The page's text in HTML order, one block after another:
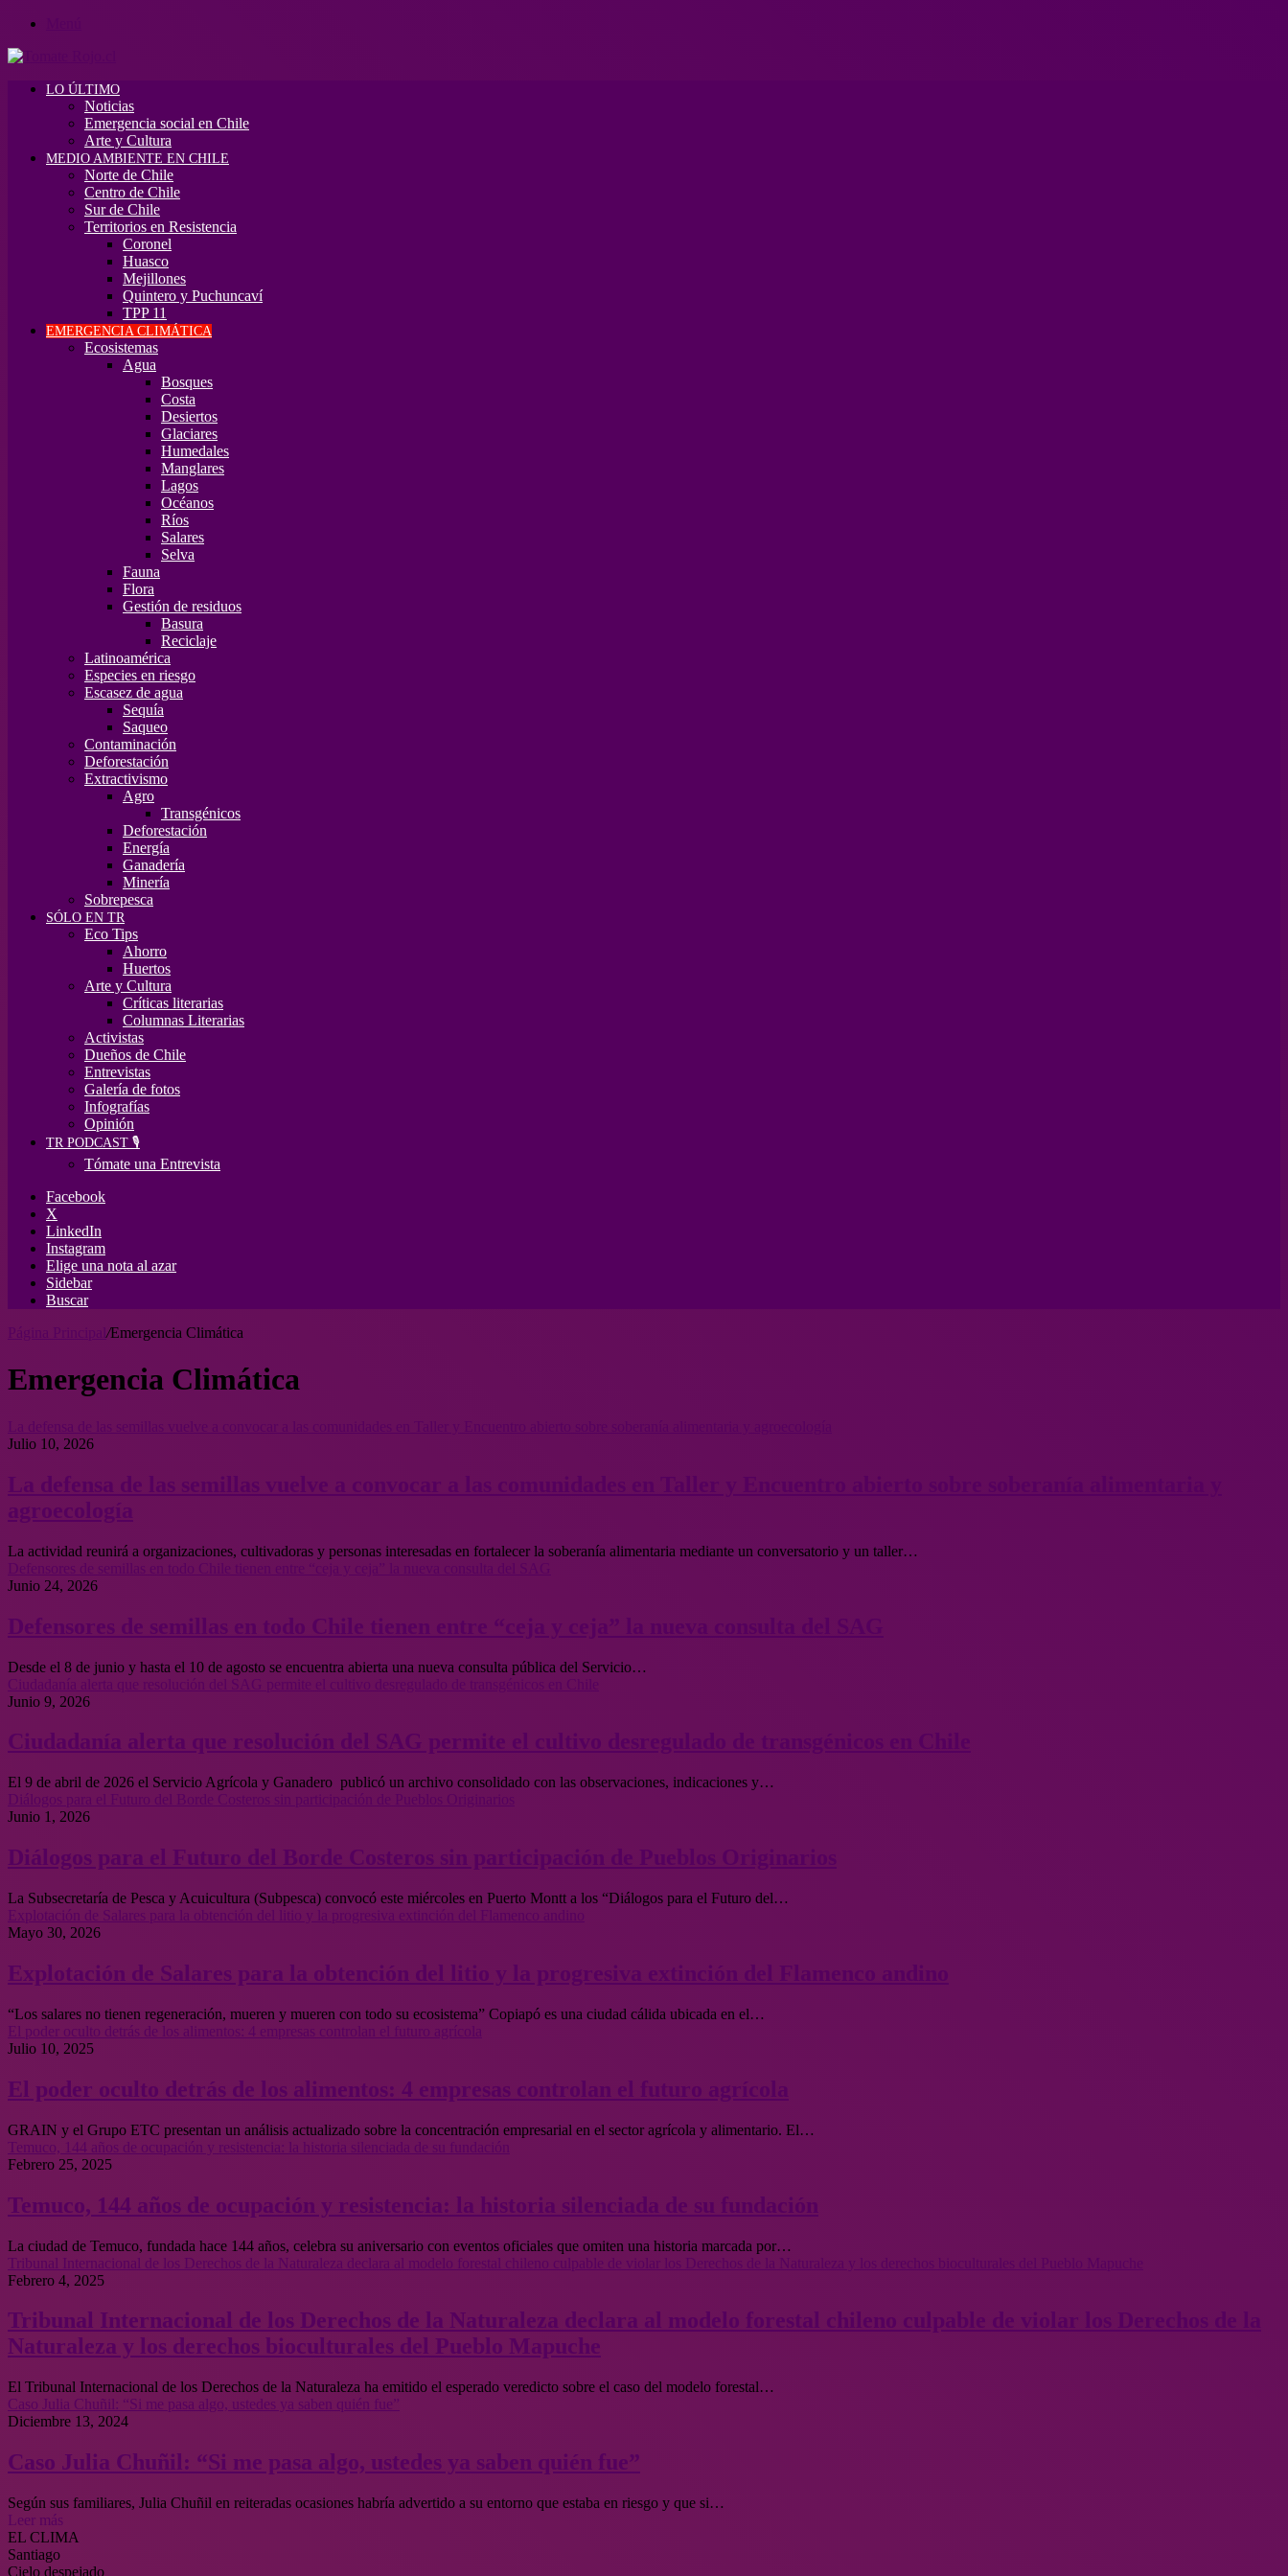
LO ÚLTIMO
Noticias
Emergencia social en Chile
Arte y Cultura
MEDIO AMBIENTE EN CHILE
Norte de Chile
Centro de Chile
Sur de Chile
Territorios en Resistencia
Coronel
Huasco
Mejillones
Quintero y Puchuncaví
TPP 11
EMERGENCIA CLIMÁTICA
Ecosistemas
Agua
Bosques
Costa
Desiertos
Glaciares
Humedales
Manglares
Lagos
Océanos
Ríos
Salares
Selva
Fauna
Flora
Gestión de residuos
Basura
Reciclaje
Latinoamérica
Especies en riesgo
Escasez de agua
Sequía
Saqueo
Contaminación
Deforestación
Extractivismo
Agro
Transgénicos
Deforestación
Energía
Ganadería
Minería
Sobrepesca
SÓLO EN TR
Eco Tips
Ahorro
Huertos
Arte y Cultura
Críticas literarias
Columnas Literarias
Activistas
Dueños de Chile
Entrevistas
Galería de fotos
Infografías
Opinión
TR PODCAST 🎙️
Tómate una Entrevista
Facebook
X
LinkedIn
Instagram
Elige una nota al azar
Sidebar
Buscar
/Emergencia Climática
Emergencia Climática
Julio 10, 2026
La actividad reunirá a organizaciones, cultivadoras y personas interesadas en fortalecer la soberanía alimentaria mediante un conversatorio y un taller…
Junio 24, 2026
Desde el 8 de junio y hasta el 10 de agosto se encuentra abierta una nueva consulta pública del Servicio…
Junio 9, 2026
El 9 de abril de 2026 el Servicio Agrícola y Ganadero publicó un archivo consolidado con las observaciones, indicaciones y…
Diálogos para el Futuro del Borde Costeros sin participación de Pueblos Originarios
Junio 1, 2026
Diálogos para el Futuro del Borde Costeros sin participación de Pueblos Originarios
La Subsecretaría de Pesca y Acuicultura (Subpesca) convocó este miércoles en Puerto Montt a los “Diálogos para el Futuro del…
Explotación de Salares para la obtención del litio y la progresiva extinción del Flamenco andino
Mayo 30, 2026
Explotación de Salares para la obtención del litio y la progresiva extinción del Flamenco andino
“Los salares no tienen regeneración, mueren y mueren con todo su ecosistema” Copiapó es una ciudad cálida ubicada en el…
El poder oculto detrás de los alimentos: 4 empresas controlan el futuro agrícola
Julio 10, 2025
El poder oculto detrás de los alimentos: 4 empresas controlan el futuro agrícola
GRAIN y el Grupo ETC presentan un análisis actualizado sobre la concentración empresarial en el sector agrícola y alimentario. El…
Temuco, 144 años de ocupación y resistencia: la historia silenciada de su fundación
Febrero 25, 2025
Temuco, 144 años de ocupación y resistencia: la historia silenciada de su fundación
La ciudad de Temuco, fundada hace 144 años, celebra su aniversario con eventos oficiales que omiten una historia marcada por…
Tribunal Internacional de los Derechos de la Naturaleza declara al modelo forestal chileno culpable de violar los Derechos de la Naturaleza y los derechos bioculturales del Pueblo Mapuche
Febrero 4, 2025
Tribunal Internacional de los Derechos de la Naturaleza declara al modelo forestal chileno culpable de violar los Derechos de la
Naturaleza y los derechos bioculturales del Pueblo Mapuche
El Tribunal Internacional de los Derechos de la Naturaleza ha emitido el esperado veredicto sobre el caso del modelo forestal…
Caso Julia Chuñil: “Si me pasa algo, ustedes ya saben quién fue”
Diciembre 13, 2024
Caso Julia Chuñil: “Si me pasa algo, ustedes ya saben quién fue”
Según sus familiares, Julia Chuñil en reiteradas ocasiones habría advertido a su entorno que estaba en riesgo y que si…
Leer más
EL CLIMA
Santiago
Cielo despejado